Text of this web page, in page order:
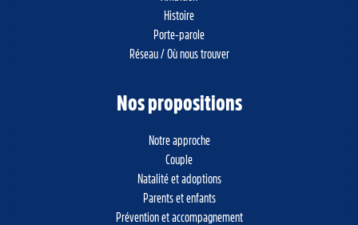
Histoire
Porte-parole
Réseau / Où nous trouver
Nos propositions
Notre approche
Couple
Natalité et adoptions
Parents et enfants
Prévention et accompagnement